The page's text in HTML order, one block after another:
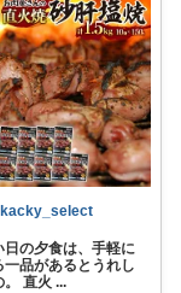
kacky_select
日の夕食は、手軽に
一品があるとうれし
。 直火 ...